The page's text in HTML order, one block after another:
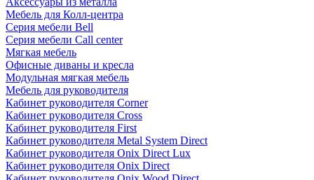
Мебель для Колл-центра
Серия мебели Bell
Серия мебели Call center
Мягкая мебель
Офисные диваны и кресла
Модульная мягкая мебель
Мебель для руководителя
Кабинет руководителя Corner
Кабинет руководителя Cross
Кабинет руководителя First
Кабинет руководителя Metal System Direct
Кабинет руководителя Onix Direct Lux
Кабинет руководителя Onix Direct